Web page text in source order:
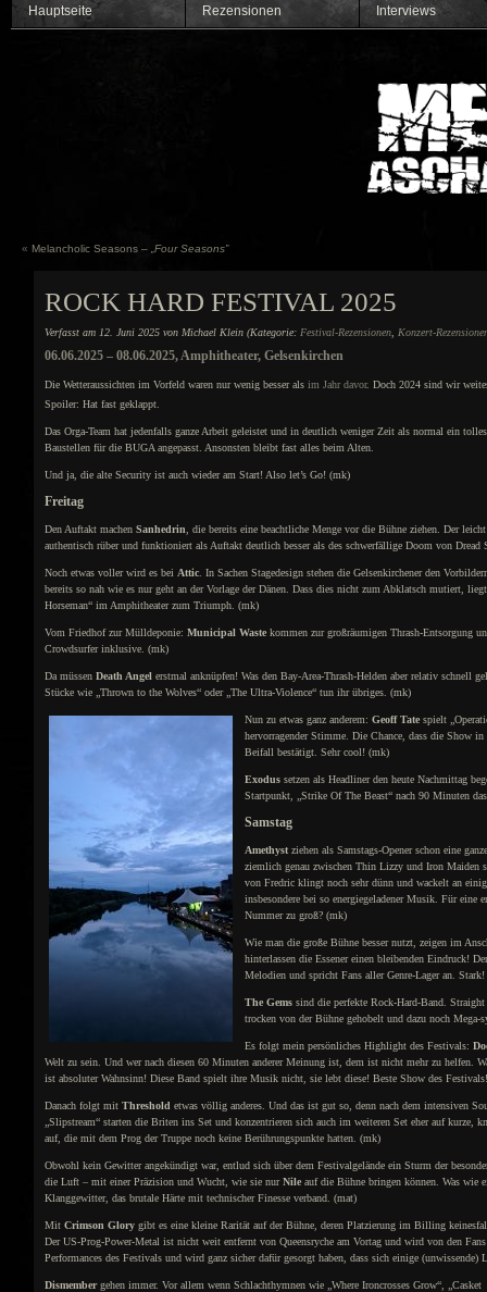
Hauptseite Rezensionen Interviews
« Melancholic Seasons – „Four Seasons”
ROCK HARD FESTIVAL 2025
Verfasst am 12. Juni 2025 von Michael Klein (Kategorie: Festival-Rezensionen Konzert-
06.06.2025 – 08.06.2025, Amphitheater, Gelsenkirchen
Die Wetteraussichten im Vorfeld waren nur wenig besser als im Jahr davor. Doch 2024 sind wir
Spoiler: Hat fast geklappt.
Das Orga-Team hat jedenfalls ganze Arbeit geleistet und in deutlich weniger Zeit als normal ein
Baustellen für die BUGA angepasst. Ansonsten bleibt fast alles beim Alten.
Und ja, die alte Security ist auch wieder am Start! Also let’s Go! (mk)
Freitag
Den Auftakt machen Sanhedrin , die bereits eine beachtliche Menge vor die Bühne ziehen. Der
authentisch rüber und funktioniert als Auftakt deutlich besser als des schwerfällige Doom von Dread
Noch etwas voller wird es bei Attic . In Sachen Stagedesign stehen die Gelsenkirchener den
bereits so nah wie es nur geht an der Vorlage der Dänen. Dass dies nicht zum Abklatsch mutiert,
Horseman“ im Amphitheater zum Triumph. (mk)
Vom Friedhof zur Mülldeponie: Municipal Waste kommen zur großräumigen Thrash-Entsorgung
Crowdsurfer inklusive. (mk)
Da müssen Death Angel erstmal anknüpfen! Was den Bay-Area-Thrash-Helden aber relativ schnell
Stücke wie „Thrown to the Wolves“ oder „The Ultra-Violence“ tun ihr übriges. (mk)
Nun zu etwas ganz anderem: Geoff Tate spielt
hervorragender Stimme. Die Chance, dass die Show
Beifall bestätigt. Sehr cool! (mk)
Exodus setzen als Headliner den heute Nachmittag
Startpunkt, „Strike Of The Beast“ nach 90 Minuten
Samstag
Amethyst ziehen als Samstags-Opener schon eine
ziemlich genau zwischen Thin Lizzy und Iron Maiden
von Fredric klingt noch sehr dünn und wackelt an
insbesondere bei so energiegeladener Musik. Für
Nummer zu groß? (mk)
Wie man die große Bühne besser nutzt, zeigen im
hinterlassen die Essener einen bleibenden Eindruck!
Melodien und spricht Fans aller Genre-Lager an.
The Gems sind die perfekte Rock-Hard-Band.
trocken von der Bühne gehobelt und dazu noch Mega-
Es folgt mein persönliches Highlight des Festivals:
Welt zu sein. Und wer nach diesen 60 Minuten anderer Meinung ist, dem ist nicht mehr zu helfen.
ist absoluter Wahnsinn! Diese Band spielt ihre Musik nicht, sie lebt diese! Beste Show des
Danach folgt mit Threshold etwas völlig anderes. Und das ist gut so, denn nach dem intensiven
„Slipstream“ starten die Briten ins Set und konzentrieren sich auch im weiteren Set eher auf
auf, die mit dem Prog der Truppe noch keine Berührungspunkte hatten. (mk)
Obwohl kein Gewitter angekündigt war, entlud sich über dem Festivalgelände ein Sturm der
die Luft – mit einer Präzision und Wucht, wie sie nurNile auf die Bühne bringen können. Was wie
Klanggewitter, das brutale Härte mit technischer Finesse verband. (mat)
Mit Crimson Glory gibt es eine kleine Rarität auf der Bühne, deren Platzierung im Billing
Der US-Prog-Power-Metal ist nicht weit entfernt von Queensryche am Vortag und wird von den
Performances des Festivals und wird ganz sicher dafür gesorgt haben, dass sich einige
Dismembergehen immer. Vor allem wenn Schlachthymnen wie „Where Ironcrosses Grow“, „Casket